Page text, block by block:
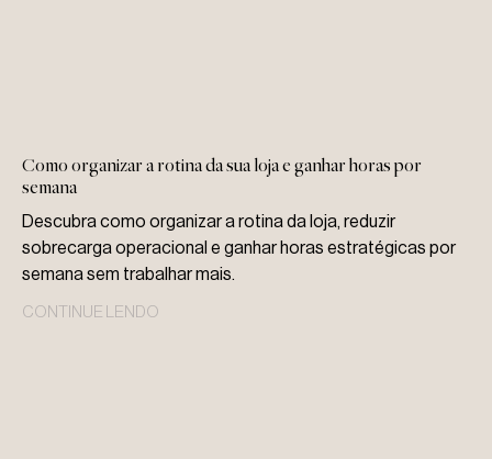
Como organizar a rotina da sua loja e ganhar horas por
semana
Descubra como organizar a rotina da loja, reduzir
sobrecarga operacional e ganhar horas estratégicas por
semana sem trabalhar mais.
CONTINUE LENDO